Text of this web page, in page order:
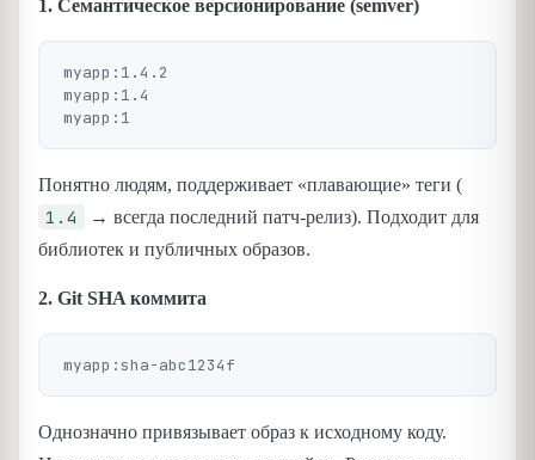
1. Семантическое версионирование (semver)
myapp:1.4.2
myapp:1.4
Понятно людям, поддерживает «плавающие» теги (
1.4
→ всегда последний патч-релиз). Подходит для
библиотек и публичных образов.
2. Git SHA коммита
Однозначно привязывает образ к исходному коду.